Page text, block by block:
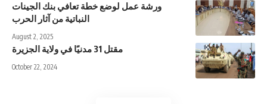
ورشة عمل لوضع خطة تعافي بنك الجينات
النباتية من آثار الحرب
August 2, 2025
مقتل 31 مدنيًا في ولاية الجزيرة
October 22, 2024